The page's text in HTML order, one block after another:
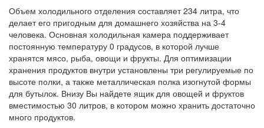
Объем холодильного отделения составляет 234 литра, что
делает его пригодным для домашнего хозяйства на 3-4
человека. Основная холодильная камера поддерживает
постоянную температуру 0 градусов, в которой лучше
хранятся мясо, рыба, овощи и фрукты. Для оптимизации
хранения продуктов внутри установлены три регулируемые по
высоте полки, а также металлическая полка изогнутой формы
для бутылок. Внизу Вы найдете ящик для овощей и фруктов
вместимостью 30 литров, в котором можно хранить достаточно
много продуктов.